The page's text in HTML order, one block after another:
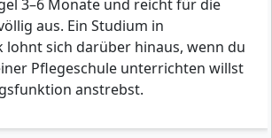
3–6 Monate und reicht für die
aus. Ein Studium in
lohnt sich darüber hinaus, wenn du
Pflegeschule unterrichten willst
anstrebst.